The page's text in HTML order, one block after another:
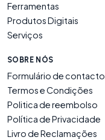
Ferramentas
Produtos Digitais
Serviços
SOBRE NÓS
Formulário de contacto
Termos e Condições
Politica de reembolso
Política de Privacidade
Livro de Reclamações